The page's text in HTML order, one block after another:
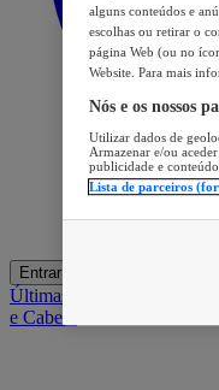
Entrar
Últimas
e Cabelo
alguns conteúdos e
escolhas ou retirar o
página Web (ou no
Website. Para mais
Nós e os nossos
Utilizar dados de
Armazenar e/ou
publicidade e
Lista de parceiros